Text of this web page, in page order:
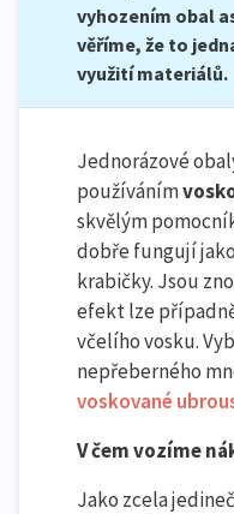
vyhozením obal
věříme, že to
využití materiálů.
Jednorázové
používáním
skvělým
dobře fungují
krabičky. Jsou
efekt lze
včelího vosku.
nepřeberného
voskované
V čem vozíme
Jako zcela